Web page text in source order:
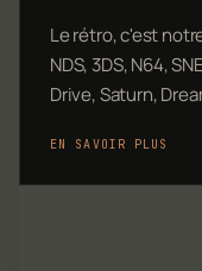
Le rétro, c'est
NDS, 3DS, N64,
Drive, Saturn,
EN SAVOIR PLUS